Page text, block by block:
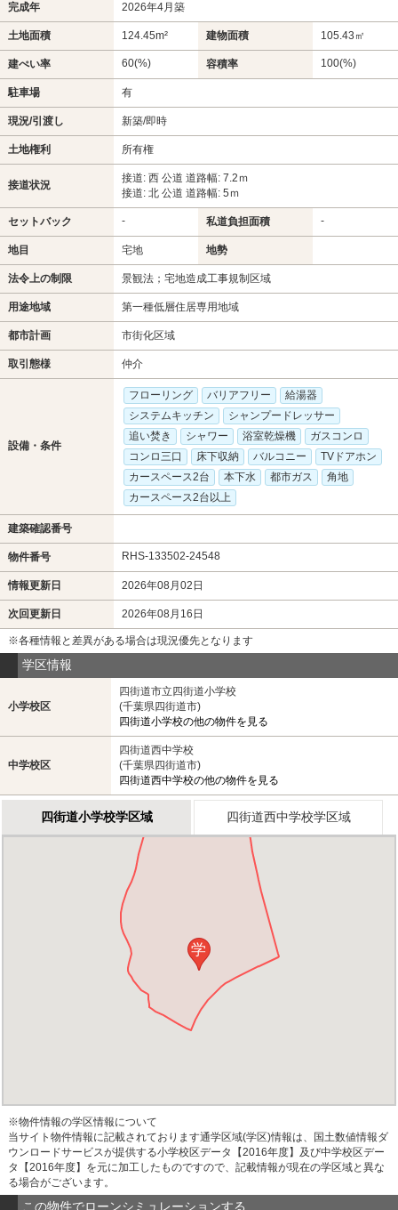
完成年 2026年4月築
土地面積 124.45m² 建物面積 105.43㎡
建ぺい率 60(%) 容積率 100(%)
駐車場 有
現況/引渡し 新築/即時
土地権利 所有権
接道状況
接道: 西 公道 道路幅: 7.2ｍ
接道: 北 公道 道路幅: 5ｍ
セットバック - 私道負担面積 -
地目 宅地 地勢
法令上の制限 景観法；宅地造成工事規制区域
用途地域 第一種低層住居専用地域
都市計画 市街化区域
取引態様 仲介
設備・条件
フローリング バリアフリー
給湯器
システムキッチン
シャンプードレッサー
追い焚き
シャワー 浴室乾燥機
ガスコンロ
コンロ三口
床下収納 バルコニー
TVドアホン
カースペース2台
本下水 都市ガス
角地
カースペース2台以上
建築確認番号
物件番号 RHS-133502-24548
情報更新日 2026年08月02日
次回更新日 2026年08月16日
※各種情報と差異がある場合は現況優先となります
学区情報
小学校区
四街道市立四街道小学校
(千葉県四街道市)
四街道小学校の他の物件を見る
中学校区
四街道西中学校
(千葉県四街道市)
四街道西中学校の他の物件を見る
四街道小学校学区域 四街道西中学校学区域
学
※物件情報の学区情報について
当サイト物件情報に記載されております通学区域(学区)情報は、国土数値情報ダ
ウンロードサービスが提供する小学校区データ【2016年度】及び中学校区デー
タ【2016年度】を元に加工したものですので、記載情報が現在の学区域と異な
る場合がございます。
この物件でローンシミュレーションする